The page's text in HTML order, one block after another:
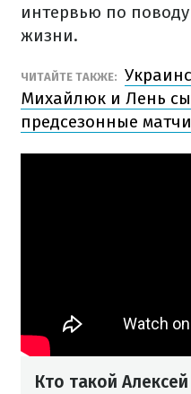
интервью по
жизни.
ЧИТАЙТЕ ТАКЖЕ:
Михайлюк и Лень
предсезонные
Кто такой